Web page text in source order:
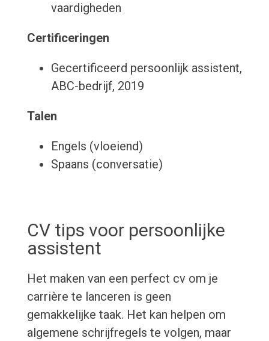
vaardigheden
Certificeringen
Gecertificeerd persoonlijk assistent,
ABC-bedrijf, 2019
Talen
Engels (vloeiend)
Spaans (conversatie)
CV tips voor persoonlijke
assistent
Het maken van een perfect cv om je
carrière te lanceren is geen
gemakkelijke taak. Het kan helpen om
algemene schrijfregels te volgen, maar